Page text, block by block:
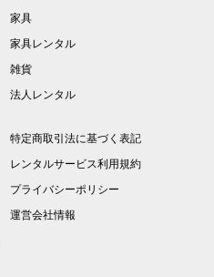
家具
家具レンタル
雑貨
法人レンタル
特定商取引法に基づく表記
レンタルサービス利用規約
プライバシーポリシー
運営会社情報